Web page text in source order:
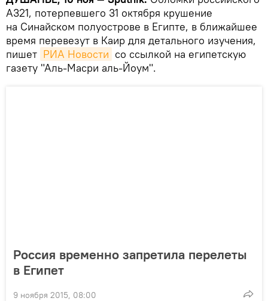
А321, потерпевшего 31 октября крушение
на Синайском полуострове в Египте, в ближайшее
время перевезут в Каир для детального изучения,
пишет РИА Новости со ссылкой на египетскую
газету "Аль-Масри аль-Йоум".
Россия временно запретила перелеты
в Египет
9 ноября 2015, 08:00